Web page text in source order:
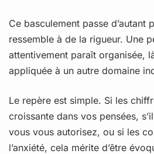
Ce basculement passe d’autant
ressemble à de la rigueur. Une
attentivement paraît organisée,
appliquée à un autre domaine
Le repère est simple. Si les
croissante dans vos pensées,
vous vous autorisez, ou si les
l’anxiété, cela mérite d’être